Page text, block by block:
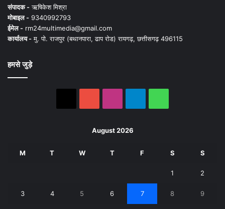
संपादक -ऋषिकेश मिश्रा
मोबाइल - 9340992793
ईमेल - rm24multimedia@gmail.com
कार्यालय -मु. पो. राजपुर (बथानपारा, ढाप रोड) रायगढ़, छत्तीसगढ़ 496115
हमसे जुड़े
August 2026
M T W T F S S
1 2
3 4 5 6 7 8 9